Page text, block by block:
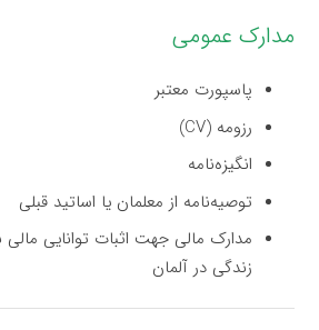
مدارک عمومی
پاسپورت معتبر
رزومه (CV)
انگیزه‌نامه
توصیه‌نامه از معلمان یا اساتید قبلی
مدارک مالی جهت اثبات توانایی مالی
زندگی در آلمان